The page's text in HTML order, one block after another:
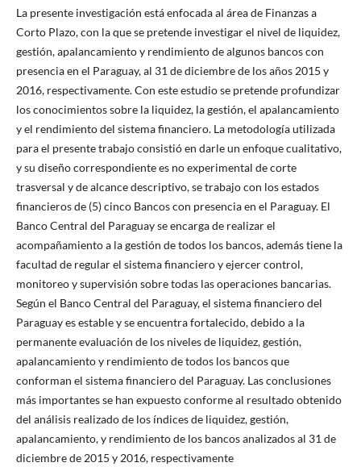
La presente investigación está enfocada al área de Finanzas a
Corto Plazo, con la que se pretende investigar el nivel de liquidez,
gestión, apalancamiento y rendimiento de algunos bancos con
presencia en el Paraguay, al 31 de diciembre de los años 2015 y
2016, respectivamente. Con este estudio se pretende profundizar
los conocimientos sobre la liquidez, la gestión, el apalancamiento
y el rendimiento del sistema financiero. La metodología utilizada
para el presente trabajo consistió en darle un enfoque cualitativo,
y su diseño correspondiente es no experimental de corte
trasversal y de alcance descriptivo, se trabajo con los estados
financieros de (5) cinco Bancos con presencia en el Paraguay. El
Banco Central del Paraguay se encarga de realizar el
acompañamiento a la gestión de todos los bancos, además tiene la
facultad de regular el sistema financiero y ejercer control,
monitoreo y supervisión sobre todas las operaciones bancarias.
Según el Banco Central del Paraguay, el sistema financiero del
Paraguay es estable y se encuentra fortalecido, debido a la
permanente evaluación de los niveles de liquidez, gestión,
apalancamiento y rendimiento de todos los bancos que
conforman el sistema financiero del Paraguay. Las conclusiones
más importantes se han expuesto conforme al resultado obtenido
del análisis realizado de los índices de liquidez, gestión,
apalancamiento, y rendimiento de los bancos analizados al 31 de
diciembre de 2015 y 2016, respectivamente